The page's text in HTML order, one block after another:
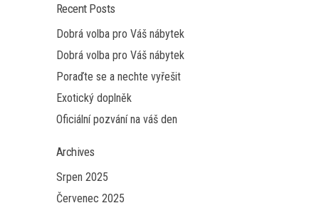
Recent Posts
Dobrá volba pro Váš nábytek
Dobrá volba pro Váš nábytek
Poraďte se a nechte vyřešit
Exotický doplněk
Oficiální pozvání na váš den
Archives
Srpen 2025
Červenec 2025